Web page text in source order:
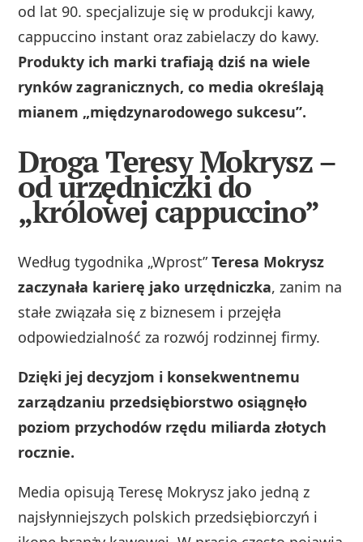
od lat 90. specjalizuje się w produkcji kawy,
cappuccino instant oraz zabielaczy do kawy.
Produkty ich marki trafiają dziś na wiele
rynków zagranicznych, co media określają
mianem „międzynarodowego sukcesu”.
Droga Teresy Mokrysz –
od urzędniczki do
„królowej cappuccino”
Według tygodnika „Wprost”Teresa Mokrysz
zaczynała karierę jako urzędniczka, zanim na
stałe związała się z biznesem i przejęła
odpowiedzialność za rozwój rodzinnej firmy.
Dzięki jej decyzjom i konsekwentnemu
zarządzaniu przedsiębiorstwo osiągnęło
poziom przychodów rzędu miliarda złotych
rocznie.
Media opisują Teresę Mokrysz jako jedną z
najsłynniejszych polskich przedsiębiorczyń i